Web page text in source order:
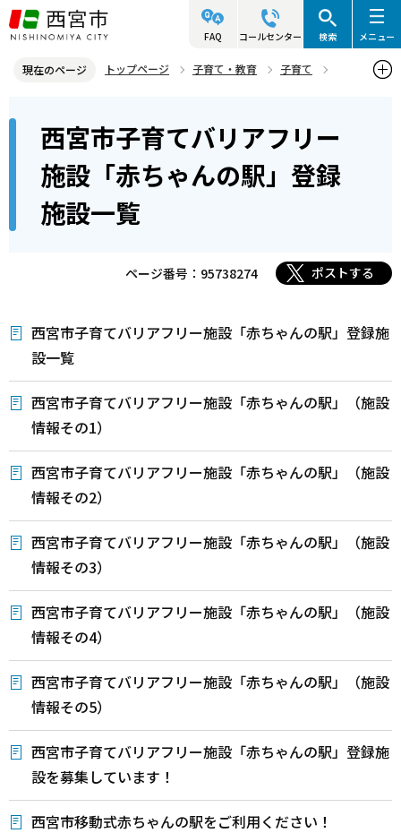
こ
の
ジ
す
FAQ コールセンター 検索 メニュー
現在のページ トップページ 子育て・教育
子育て
西宮市子育てバリアフリー施設「赤ちゃんの駅」登録施設一覧
ら
西宮市子育てバリアフリー
施設「赤ちゃんの駅」登録
施設一覧
ページ番号：95738274 ポストする
西宮市子育てバリアフリー施設「赤ちゃんの駅」登録施
設一覧
西宮市子育てバリアフリー施設「赤ちゃんの駅」（施設
情報その1）
西宮市子育てバリアフリー施設「赤ちゃんの駅」（施設
情報その2）
西宮市子育てバリアフリー施設「赤ちゃんの駅」（施設
情報その3）
西宮市子育てバリアフリー施設「赤ちゃんの駅」（施設
情報その4）
西宮市子育てバリアフリー施設「赤ちゃんの駅」（施設
情報その5）
西宮市子育てバリアフリー施設「赤ちゃんの駅」登録施
設を募集しています！
西宮市移動式赤ちゃんの駅をご利用ください！